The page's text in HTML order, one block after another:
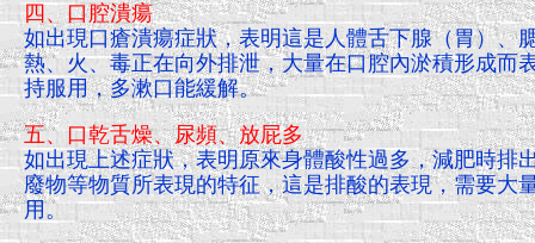
四、口腔潰瘍
如出現口瘡潰瘍症狀，表明這是人體舌下腺（胃）、
熱、火、毒正在向外排泄，大量在口腔內淤積形成而
持服用，多漱口能緩解。
五、口乾舌燥、尿頻、放屁多
如出現上述症狀，表明原來身體酸性過多，減肥時排
廢物等物質所表現的特征，這是排酸的表現，需要大
用。